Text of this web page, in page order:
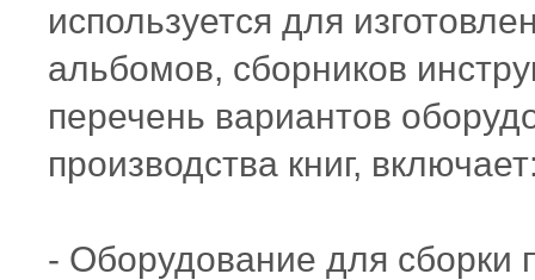
используется для
альбомов, сборников
перечень вариантов
производства книг,
- Оборудование для сборки